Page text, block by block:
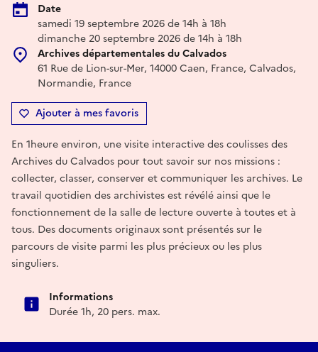
Date
samedi 19 septembre 2026 de 14h à 18h
dimanche 20 septembre 2026 de 14h à 18h
Archives départementales du Calvados
61 Rue de Lion-sur-Mer, 14000 Caen, France, Calvados,
Normandie, France
Ajouter à mes favoris
En 1heure environ, une visite interactive des coulisses des
Archives du Calvados pour tout savoir sur nos missions :
collecter, classer, conserver et communiquer les archives. Le
travail quotidien des archivistes est révélé ainsi que le
fonctionnement de la salle de lecture ouverte à toutes et à
tous. Des documents originaux sont présentés sur le
parcours de visite parmi les plus précieux ou les plus
singuliers.
Informations
Durée 1h, 20 pers. max.